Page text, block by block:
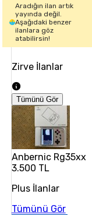
Aradığın ilan artık
yayında değil.
Aşağıdaki benzer
ilanlara göz
atabilirsin!
Zirve İlanlar
Tümünü Gör
Anbernic Rg35xx
3.500 TL
Plus İlanlar
Tümünü Gör